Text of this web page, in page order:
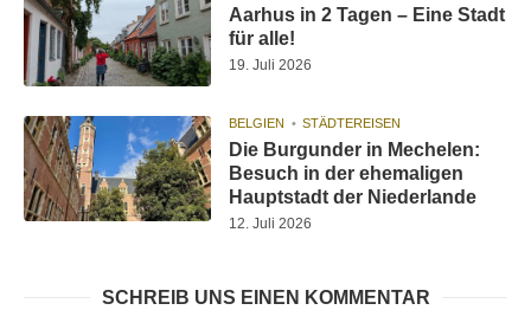
Aarhus in 2 Tagen – Eine Stadt
für alle!
19. Juli 2026
BELGIEN STÄDTEREISEN
Die Burgunder in Mechelen:
Besuch in der ehemaligen
Hauptstadt der Niederlande
12. Juli 2026
SCHREIB UNS EINEN KOMMENTAR